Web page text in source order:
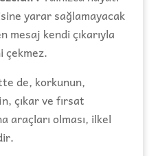
yarar sağlamayacak
mesaj kendi çıkarıyla
çekmez.
de, korkunun,
çıkar ve fırsat
araçları olması, ilkel